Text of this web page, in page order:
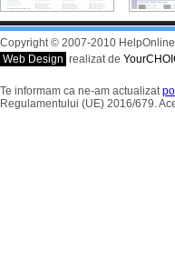
Copyright © 2007-2010
Web Design realizat de
Te informam ca ne-am actualizat
Regulamentului (UE) 2016/679.